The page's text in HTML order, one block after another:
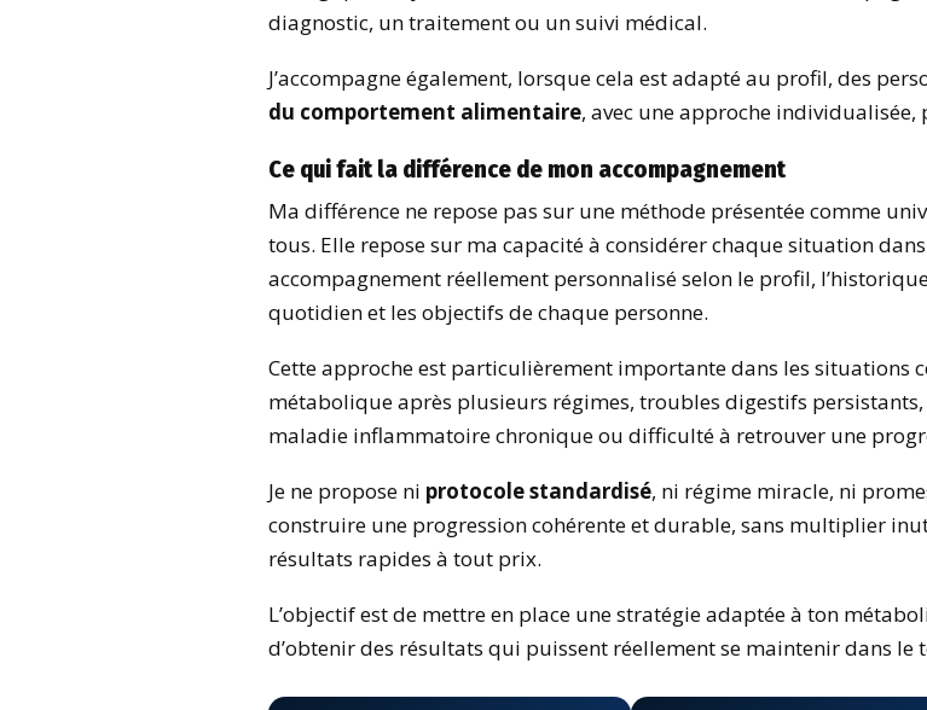
diagnostic, un traitement ou un suivi médical.
J’accompagne également, lorsque cela est adapté au profil, des
du comportement alimentaire, avec une approche
Ce qui fait la différence de mon accompagnement
Ma différence ne repose pas sur une méthode présentée comme
tous. Elle repose sur ma capacité à considérer chaque situation
accompagnement réellement personnalisé selon le profil,
quotidien et les objectifs de chaque personne.
Cette approche est particulièrement importante dans les situations
métabolique après plusieurs régimes, troubles digestifs persistants,
maladie inflammatoire chronique ou difficulté à retrouver une
Je ne propose ni protocole standardisé, ni régime miracle, ni
construire une progression cohérente et durable, sans multiplier
résultats rapides à tout prix.
L’objectif est de mettre en place une stratégie adaptée à ton
d’obtenir des résultats qui puissent réellement se maintenir dans le